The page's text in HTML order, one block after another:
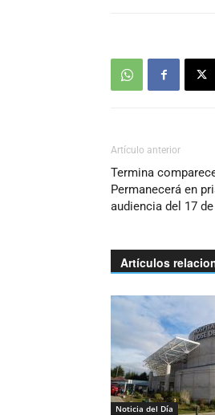
Artículo anterior
Termina
Permanecerá en
audiencia del 17
Artículos
Noticia del Día